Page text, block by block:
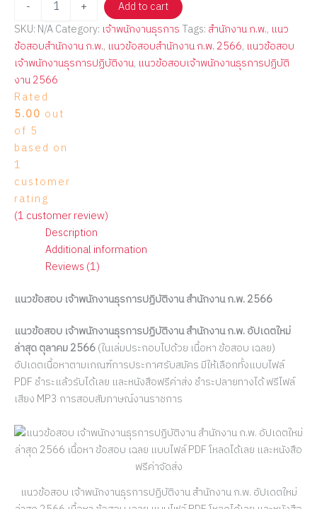
- +
Add to cart
SKU: N/ACategory: เจ้าพนักงานธุรการTags: สำนักงาน ก.พ., แนว
ข้อสอบสำนักงาน ก.พ., แนวข้อสอบสำนักงาน ก.พ. 2566, แนวข้อสอบ
เจ้าพนักงานธุรการปฏิบัติงาน, แนวข้อสอบเจ้าพนักงานธุรการปฏิบัติ
งาน 2566
Rated
5.00 out
of 5
based on
1
customer
rating
(1 customer review)
Description
Additional information
Reviews (1)
แนวข้อสอบ เจ้าพนักงานธุรการปฏิบัติงาน สำนักงาน ก.พ. 2566
แนวข้อสอบ เจ้าพนักงานธุรการปฏิบัติงาน สำนักงาน ก.พ. อัปเดตใหม่
ล่าสุด ตุลาคม 2566(ในเล่มประกอบไปด้วย เนื้อหา ข้อสอบ เฉลย)
อัปเดตเนื้อหาตามเกณฑ์การประกาศรับสมัคร มีให้เลือกทั้งแบบไฟล์
PDF ชำระแล้วรับได้เลย และหนังสือฟรีค่าส่ง ชำระปลายทางได้ ฟรีไฟล์
เสียง MP3 การสอบสัมภาษณ์งานราชการ
แนวข้อสอบ เจ้าพนักงานธุรการปฏิบัติงาน สำนักงาน ก.พ. อัปเดตใหม่